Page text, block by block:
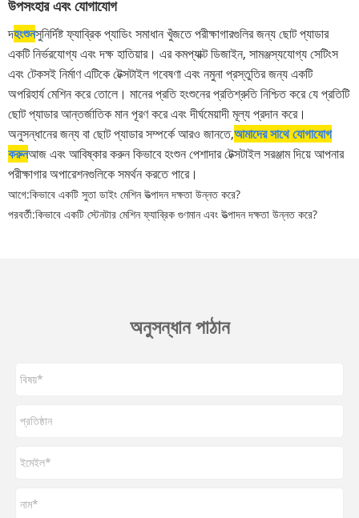
উপসংহার এবং যোগাযোগ
দহংশুনসুনির্দিষ্ট ফ্যাব্রিক প্যাডিং সমাধান খুঁজতে পরীক্ষাগারগুলির জন্য ছোট প্যাডার
একটি নির্ভরযোগ্য এবং দক্ষ হাতিয়ার। এর কমপ্যাক্ট ডিজাইন, সামঞ্জস্যযোগ্য সেটিংস
এবং টেকসই নির্মাণ এটিকে টেক্সটাইল গবেষণা এবং নমুনা প্রস্তুতির জন্য একটি
অপরিহার্য মেশিন করে তোলে। মানের প্রতি হংশুনের প্রতিশ্রুতি নিশ্চিত করে যে প্রতিটি
ছোট প্যাডার আন্তর্জাতিক মান পূরণ করে এবং দীর্ঘমেয়াদী মূল্য প্রদান করে।
অনুসন্ধানের জন্য বা ছোট প্যাডার সম্পর্কে আরও জানতে,আমাদের সাথে যোগাযোগ
করুনআজ এবং আবিষ্কার করুন কিভাবে হংশুন পেশাদার টেক্সটাইল সরঞ্জাম দিয়ে আপনার
পরীক্ষাগার অপারেশনগুলিকে সমর্থন করতে পারে।
আগে:কিভাবে একটি সুতা ডাইং মেশিন উত্পাদন দক্ষতা উন্নত করে?
পরবর্তী:কিভাবে একটি স্টেনটার মেশিন ফ্যাব্রিক গুণমান এবং উত্পাদন দক্ষতা উন্নত করে?
অনুসন্ধান পাঠান